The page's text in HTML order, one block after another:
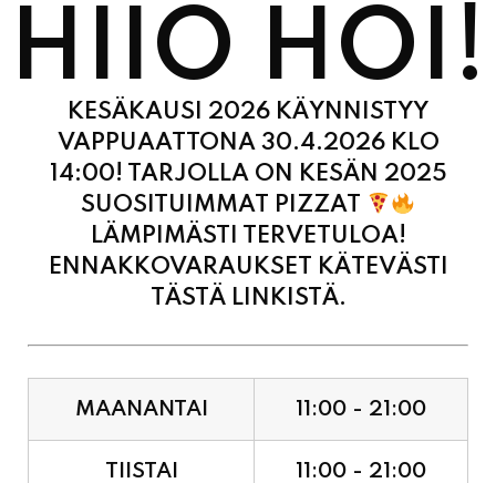
HIIO HOI!
KESÄKAUSI 2026 KÄYNNISTYY
VAPPUAATTONA 30.4.2026 KLO
14:00! TARJOLLA ON KESÄN 2025
SUOSITUIMMAT PIZZAT
LÄMPIMÄSTI TERVETULOA!
ENNAKKOVARAUKSET KÄTEVÄSTI
TÄSTÄ LINKISTÄ.
MAANANTAI 11:00 - 21:00
TIISTAI 11:00 - 21:00